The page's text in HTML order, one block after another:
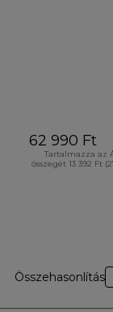
62 990 Ft
Tartalmazza az
összegét 13 392 Ft
Összehasonlítás